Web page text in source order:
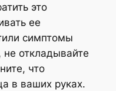
это
ее
симптомы
не откладывайте
что
в ваших руках.